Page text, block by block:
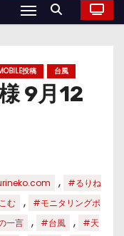
投稿 台風
9月12
,
#るりね
む ,
#モニタリングポ
一言 , #台風 ,
#天